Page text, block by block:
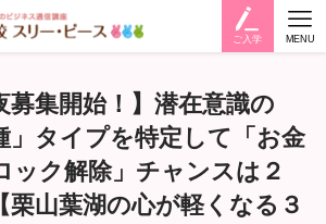
ご入学 MENU
募集開始！】潜在意識の
」タイプを特定して「お金
ック解除」チャンスは２
栗山葉湖の心が軽くなる３